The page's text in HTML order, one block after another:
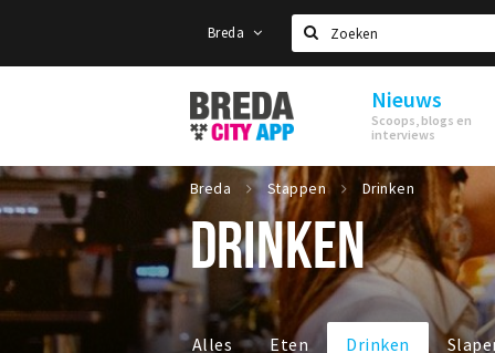
Breda
Zoeken
Stappen
&
Shoppen
Breda
Nieuws
Scoops, blogs en
interviews
Breda Stappen Drinken
DRINKEN
Alles Eten Drinken